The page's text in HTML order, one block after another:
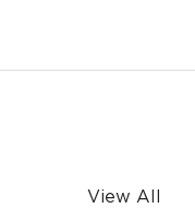
View All